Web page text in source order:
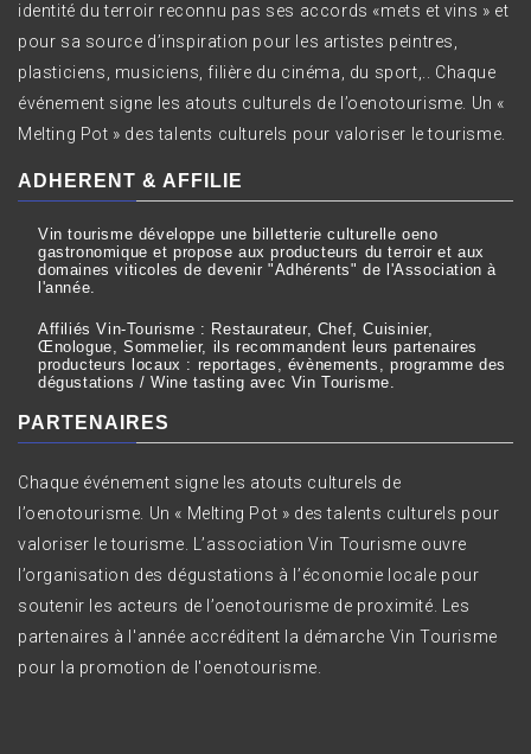
identité du terroir reconnu pas ses accords «mets et vins » et
pour sa source d’inspiration pour les artistes peintres,
plasticiens, musiciens, filière du cinéma, du sport,.. Chaque
événement signe les atouts culturels de l’oenotourisme. Un «
Melting Pot » des talents culturels pour valoriser le tourisme.
ADHERENT & AFFILIE
Vin tourisme développe une billetterie culturelle oeno
gastronomique et propose aux producteurs du terroir et aux
domaines viticoles de devenir "Adhérents" de l'Association à
l'année.
Affiliés Vin-Tourisme : Restaurateur, Chef, Cuisinier,
Œnologue, Sommelier, ils recommandent leurs partenaires
producteurs locaux : reportages, évènements, programme des
dégustations / Wine tasting avec Vin Tourisme.
PARTENAIRES
Chaque événement signe les atouts culturels de
l’oenotourisme. Un « Melting Pot » des talents culturels pour
valoriser le tourisme. L’association Vin Tourisme ouvre
l’organisation des dégustations à l’économie locale pour
soutenir les acteurs de l’oenotourisme de proximité. Les
partenaires à l'année accréditent la démarche Vin Tourisme
pour la promotion de l'oenotourisme.